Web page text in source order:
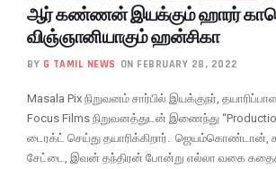
ஆர் கண்ணன் இயக்கும் ஹாரர்
விஞ்ஞானியாகும் ஹன்சிகா
BY G TAMIL NEWS ON FEBRUARY 28, 2022
Masala Pix நிறுவனம் சார்பில் இயக்குநர்,
Focus Films நிறுவனத்துடன் இணைந்து
டைரக்ட் செய்து தயாரிக்கிறார்.
சேட்டை, இவன் தந்திரன் போன்று எல்லா வகை